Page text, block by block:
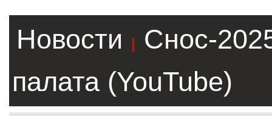
Новости |
Снос-
палата (YouTube)